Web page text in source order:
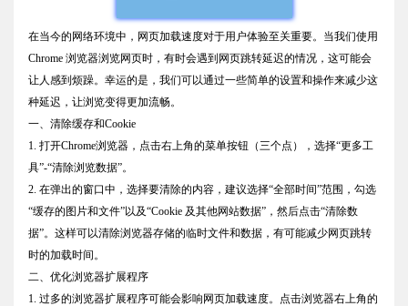
在当今的网络环境中，网页加载速度对于用户体验至关重要。当我们使用
Chrome 浏览器浏览网页时，有时会遇到网页跳转延迟的情况，这可能会
让人感到烦躁。幸运的是，我们可以通过一些简单的设置和操作来减少这
种延迟，让浏览变得更加流畅。
一、清除缓存和Cookie
1. 打开Chrome浏览器，点击右上角的菜单按钮（三个点），选择“更多工
具”-“清除浏览数据”。
2. 在弹出的窗口中，选择要清除的内容，建议选择“全部时间”范围，勾选
“缓存的图片和文件”以及“Cookie 及其他网站数据”，然后点击“清除数
据”。这样可以清除浏览器存储的临时文件和数据，有可能减少网页跳转
时的加载时间。
二、优化浏览器扩展程序
1. 过多的浏览器扩展程序可能会影响网页加载速度。点击浏览器右上角的